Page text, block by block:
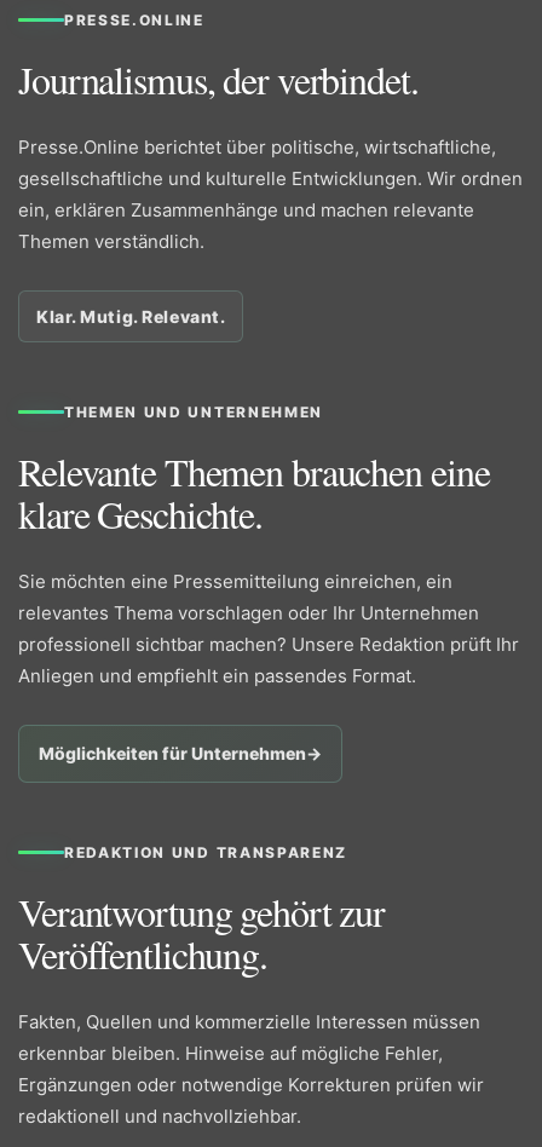
PRESSE.ONLINE
Journalismus, der verbindet.
Presse.Online berichtet über politische, wirtschaftliche,
gesellschaftliche und kulturelle Entwicklungen. Wir ordnen
ein, erklären Zusammenhänge und machen relevante
Themen verständlich.
Klar. Mutig. Relevant.
THEMEN UND UNTERNEHMEN
Relevante Themen brauchen eine
klare Geschichte.
Sie möchten eine Pressemitteilung einreichen, ein
relevantes Thema vorschlagen oder Ihr Unternehmen
professionell sichtbar machen? Unsere Redaktion prüft Ihr
Anliegen und empfiehlt ein passendes Format.
Möglichkeiten für Unternehmen→
REDAKTION UND TRANSPARENZ
Verantwortung gehört zur
Veröffentlichung.
Fakten, Quellen und kommerzielle Interessen müssen
erkennbar bleiben. Hinweise auf mögliche Fehler,
Ergänzungen oder notwendige Korrekturen prüfen wir
redaktionell und nachvollziehbar.